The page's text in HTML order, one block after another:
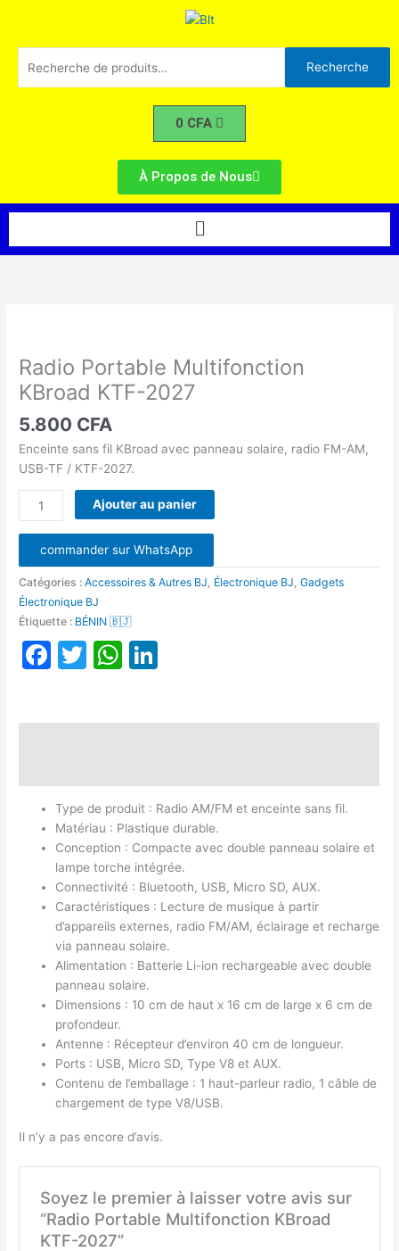
contenu
pour :
Recherche
0 CFA
À Propos de Nous
Menu
Radio Portable Multifonction
KBroad KTF-2027
5.800 CFA
Enceinte sans fil KBroad avec panneau solaire, radio FM-AM,
USB-TF / KTF-2027.
Radio
Portable
Multifonction
KBroad
2027
Ajouter au panier
commander sur WhatsApp
Catégories :Accessoires & Autres BJ, Électronique BJ,Gadgets
Électronique BJ
Étiquette : BÉNIN 🇧🇯
Facebook
TwitterWhatsApp
Type de produit : Radio AM/FM et enceinte sans fil.
Matériau : Plastique durable.
Conception : Compacte avec double panneau solaire et
lampe torche intégrée.
Connectivité : Bluetooth, USB, Micro SD, AUX.
Caractéristiques : Lecture de musique à partir
d’appareils externes, radio FM/AM, éclairage et recharge
via panneau solaire.
Alimentation : Batterie Li-ion rechargeable avec double
panneau solaire.
Dimensions : 10 cm de haut x 16 cm de large x 6 cm de
profondeur.
Antenne : Récepteur d’environ 40 cm de longueur.
Ports : USB, Micro SD, Type V8 et AUX.
Contenu de l’emballage : 1 haut-parleur radio, 1 câble de
chargement de type V8/USB.
Il n’y a pas encore d’avis.
Soyez le premier à laisser votre avis sur
“Radio Portable Multifonction KBroad
KTF-2027”
KBroad
KTF-
2027